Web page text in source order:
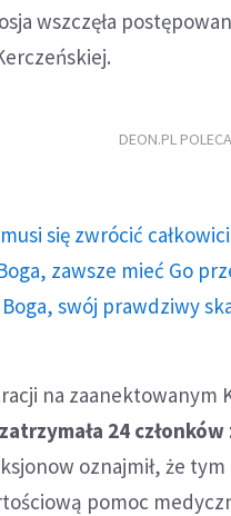
wszczęła
DEON.PL POLECA
się zwrócić
zawsze mieć Go
swój prawdziwy
na zaanektowanym
24
oznajmił, że
pomoc